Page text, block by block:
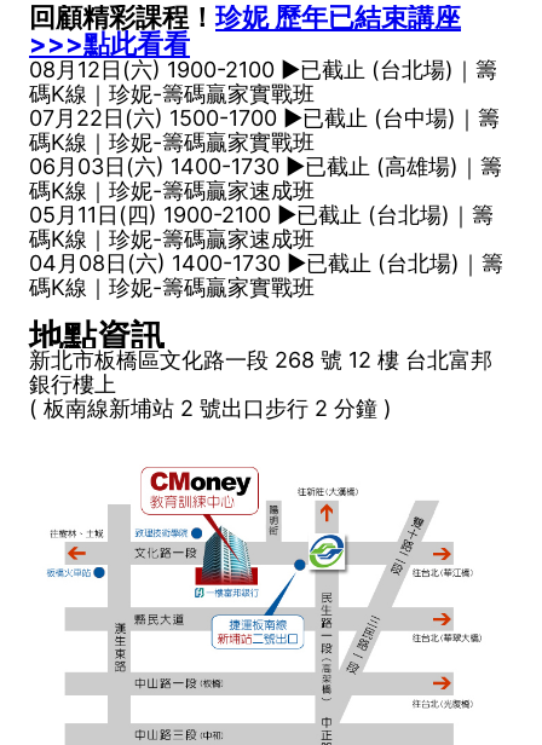
回顧精彩課程！珍妮 歷年已結束講座
>>>點此看看
08月12日(六) 1900-2100 ►已截止 (台北場)｜籌
碼K線｜珍妮-籌碼贏家實戰班
07月22日(六) 1500-1700 ►已截止 (台中場)｜籌
碼K線｜珍妮-籌碼贏家實戰班
06月03日(六) 1400-1730 ►已截止 (高雄場)｜籌
碼K線｜珍妮-籌碼贏家速成班
05月11日(四) 1900-2100 ►已截止 (台北場)｜籌
碼K線｜珍妮-籌碼贏家速成班
04月08日(六) 1400-1730 ►已截止 (台北場)｜籌
碼K線｜珍妮-籌碼贏家實戰班
地點資訊
新北市板橋區文化路一段 268 號 12 樓 台北富邦
銀行樓上
( 板南線新埔站 2 號出口步行 2 分鐘 )